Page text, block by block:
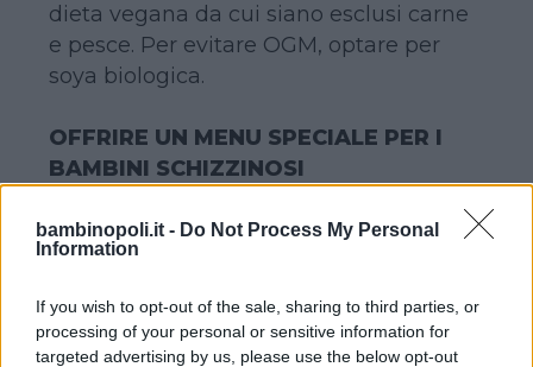
bambinopoli.it - Do Not Process My Personal
Information
If you wish to opt-out of the sale, sharing to third parties, or
processing of your personal or sensitive information for
targeted advertising by us, please use the below opt-out
dieta vegana da cui siano esclusi carne
e pesce. Per evitare OGM, optare per
soya biologica.
OFFRIRE UN MENU SPECIALE PER I
BAMBINI SCHIZZINOSI
piacciono di più e cibi che ci piacciono
di meno. Al contempo, però, ci sono
Se il bambino non li mangia, offrirgli
sempre un’alternativa, significa, in